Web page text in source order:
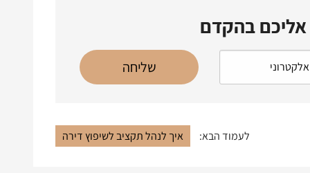
אליכם בהקדם
לעמוד הבא: איך לנהל תקציב לשיפוץ דירה